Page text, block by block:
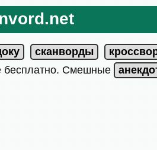
бесплатно. Смешные